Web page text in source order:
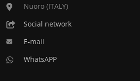
Nuoro (ITALY)
Social network
E-mail
WhatsAPP